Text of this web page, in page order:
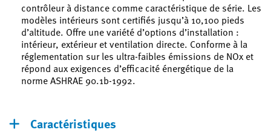
contrôleur à distance comme caractéristique de série. Les
modèles intérieurs sont certifiés jusqu’à 10,100 pieds
d’altitude. Offre une variété d’options d’installation :
intérieur, extérieur et ventilation directe. Conforme à la
réglementation sur les ultra-faibles émissions de NOx et
répond aux exigences d’efficacité énergétique de la
norme ASHRAE 90.1b-1992.
Caractéristiques